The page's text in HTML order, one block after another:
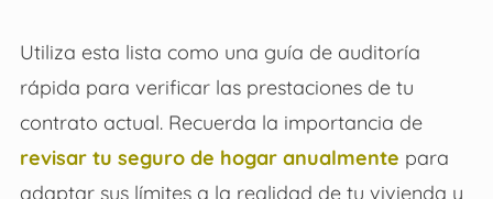
Utiliza esta lista como una guía de auditoría
rápida para verificar las prestaciones de tu
contrato actual. Recuerda la importancia de
revisar tu seguro de hogar anualmente para
adaptar sus límites a la realidad de tu vivienda y